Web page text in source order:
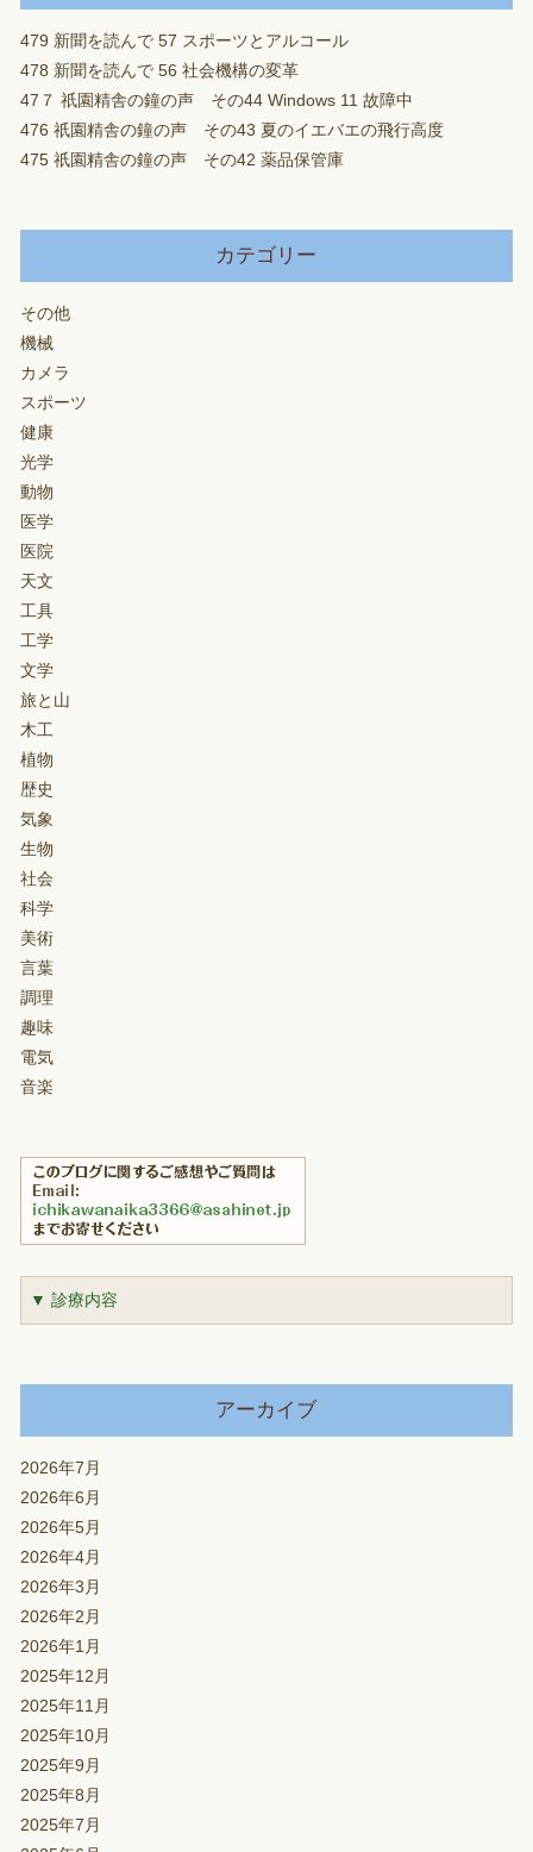
479 新聞を読んで 57 スポーツとアルコール
478 新聞を読んで 56 社会機構の変革
47７ 祇園精舎の鐘の声 その44 Windows 11 故障中
476 祇園精舎の鐘の声 その43 夏のイエバエの飛行高度
475 祇園精舎の鐘の声 その42 薬品保管庫
カテゴリー
その他
機械
カメラ
スポーツ
健康
光学
動物
医学
医院
天文
工具
工学
文学
旅と山
木工
植物
歴史
気象
生物
社会
科学
美術
言葉
調理
趣味
電気
音楽
▼ 診療内容
アーカイブ
2026年7月
2026年6月
2026年5月
2026年4月
2026年3月
2026年2月
2026年1月
2025年12月
2025年11月
2025年10月
2025年9月
2025年8月
2025年7月